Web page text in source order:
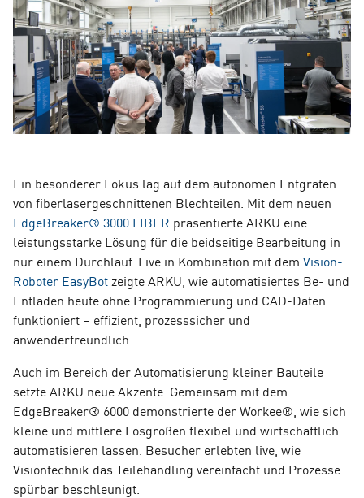
Ein besonderer Fokus lag auf dem autonomen Entgraten
von fiberlasergeschnittenen Blechteilen. Mit dem neuen
EdgeBreaker® 3000 FIBER präsentierte ARKU eine
leistungsstarke Lösung für die beidseitige Bearbeitung in
nur einem Durchlauf. Live in Kombination mit dem Vision-
Roboter EasyBot zeigte ARKU, wie automatisiertes Be- und
Entladen heute ohne Programmierung und CAD-Daten
funktioniert – effizient, prozesssicher und
anwenderfreundlich.
Auch im Bereich der Automatisierung kleiner Bauteile
setzte ARKU neue Akzente. Gemeinsam mit dem
EdgeBreaker® 6000 demonstrierte der Workee®, wie sich
kleine und mittlere Losgrößen flexibel und wirtschaftlich
automatisieren lassen. Besucher erlebten live, wie
Visiontechnik das Teilehandling vereinfacht und Prozesse
spürbar beschleunigt.